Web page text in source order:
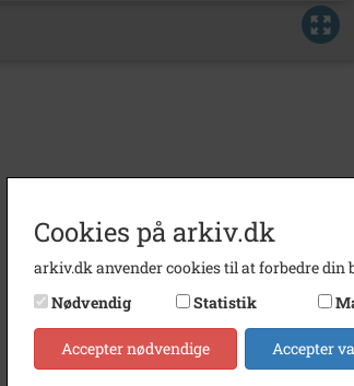
Cookies på arkiv.dk
arkiv.dk anvender cookies til at forbedre
Nødvendig
Statistik
Accepter nødvendige Accepter